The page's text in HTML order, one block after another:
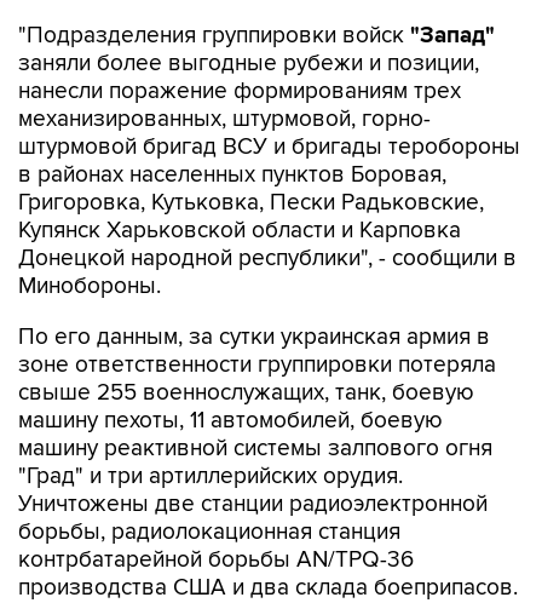
"Подразделения группировки войск "Запад"
заняли более выгодные рубежи и позиции,
нанесли поражение формированиям трех
механизированных, штурмовой, горно-
штурмовой бригад ВСУ и бригады теробороны
в районах населенных пунктов Боровая,
Григоровка, Кутьковка, Пески Радьковские,
Купянск Харьковской области и Карповка
Донецкой народной республики", - сообщили в
Минобороны.
По его данным, за сутки украинская армия в
зоне ответственности группировки потеряла
свыше 255 военнослужащих, танк, боевую
машину пехоты, 11 автомобилей, боевую
машину реактивной системы залпового огня
"Град" и три артиллерийских орудия.
Уничтожены две станции радиоэлектронной
борьбы, радиолокационная станция
контрбатарейной борьбы AN/TPQ-36
производства США и два склада боеприпасов.